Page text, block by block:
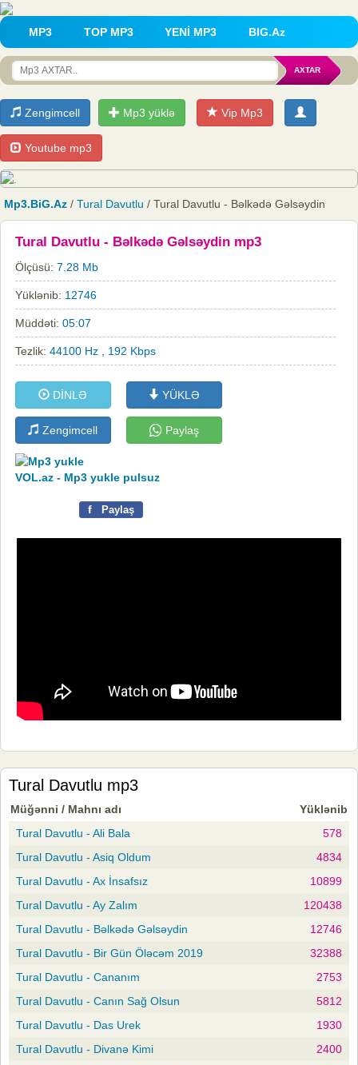
MP3 TOP MP3 YENİ MP3 BIG.Az
Zengimcell Mp3 yüklə Vip Mp3
Youtube mp3
Mp3.BiG.Az / Tural Davutlu / Tural Davutlu - Bəlkədə Gəlsəydin
Tural Davutlu - Bəlkədə Gəlsəydin mp3
Ölçüsü: 7.28 Mb
Yüklənib: 12746
Müddəti: 05:07
Tezlik: 44100 Hz , 192 Kbps
DİNLƏ YÜKLƏ
Zengimcell Paylaş
VOL.az - Mp3 yukle pulsuz
f Paylaş
Tural Davutlu mp3
Müğənni / Mahnı adı
Yüklənib
Tural Davutlu - Ali Bala
578
Tural Davutlu - Asiq Oldum
4834
Tural Davutlu - Ax İnsafsız
10899
Tural Davutlu - Ay Zalım
120438
Tural Davutlu - Bəlkədə Gəlsəydin
12746
Tural Davutlu - Bir Gün Öləcəm 2019
32388
Tural Davutlu - Cananım
2753
Tural Davutlu - Canın Sağ Olsun
5812
Tural Davutlu - Das Urek
1930
Tural Davutlu - Divanə Kimi
2400